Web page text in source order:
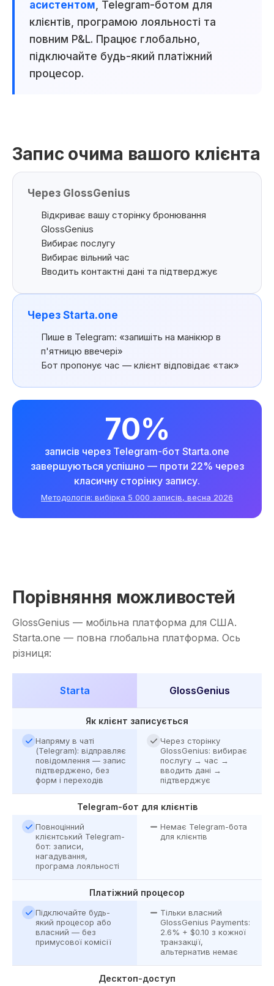
асистентом, Telegram-ботом для
клієнтів, програмою лояльності та
повним P&L. Працює глобально,
підключайте будь-який платіжний
процесор.
Запис очима вашого клієнта
Через GlossGenius
Відкриває вашу сторінку бронювання
GlossGenius
Вибирає послугу
Вибирає вільний час
Вводить контактні дані та підтверджує
Через Starta.one
Пише в Telegram: «запишіть на манікюр в
п'ятницю ввечері»
Бот пропонує час — клієнт відповідає «так»
70%
записів через Telegram-бот Starta.one
завершуються успішно — проти 22% через
класичну сторінку запису.
Методологія: вибірка 5 000 записів, весна 2026
Порівняння можливостей
GlossGenius — мобільна платформа для США.
Starta.one — повна глобальна платформа. Ось
різниця:
Starta GlossGenius
Як клієнт записується
Напряму в чаті
(Telegram): відправляє
повідомлення — запис
підтверджено, без
форм і переходів
Через сторінку
GlossGenius: вибирає
послугу → час →
вводить дані →
підтверджує
Telegram-бот для клієнтів
Повноцінний
клієнтський Telegram-
бот: записи,
нагадування,
програма лояльності
Немає Telegram-бота
для клієнтів
Платіжний процесор
Підключайте будь-
який процесор або
власний — без
примусової комісії
Тільки власний
GlossGenius Payments:
2.6% + $0.10 з кожної
транзакції,
альтернатив немає
Десктоп-доступ